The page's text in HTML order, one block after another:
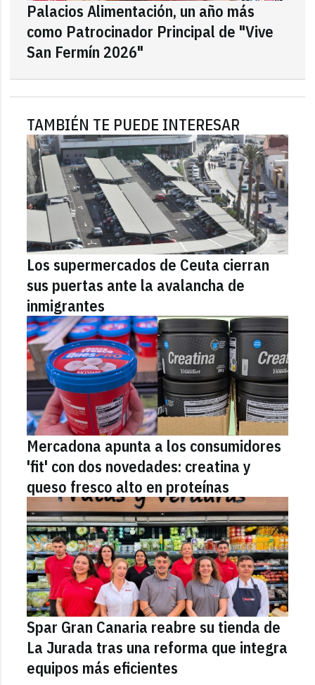
Palacios Alimentación, un año más
como Patrocinador Principal de "Vive
San Fermín 2026"
TAMBIÉN TE PUEDE INTERESAR
Los supermercados de Ceuta cierran
sus puertas ante la avalancha de
inmigrantes
Mercadona apunta a los consumidores
'fit' con dos novedades: creatina y
queso fresco alto en proteínas
Spar Gran Canaria reabre su tienda de
La Jurada tras una reforma que integra
equipos más eficientes